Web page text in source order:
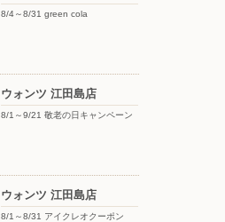
8/4～8/31 green cola
ウォンツ 江田島店
8/1～9/21 敬老の日キャンペーン
ウォンツ 江田島店
8/1～8/31 アイクレオクーポン